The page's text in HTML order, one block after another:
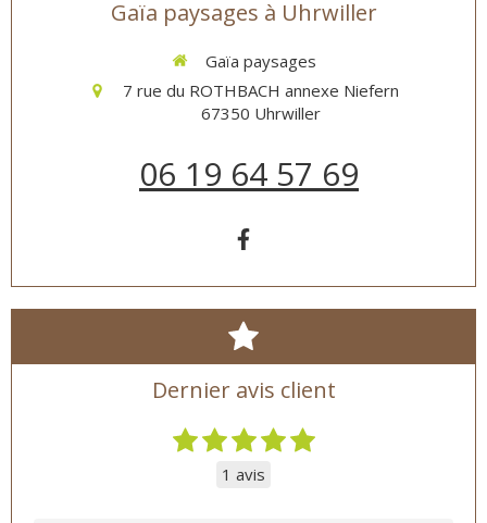
Gaïa paysages à Uhrwiller
Gaïa paysages
7 rue du ROTHBACH annexe Niefern
67350 Uhrwiller
06 19 64 57 69
Dernier avis client
1 avis